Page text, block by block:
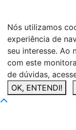
Nós utilizamos
experiência de
seu interesse. Ao
com este
de dúvidas,
OK, ENTENDI!